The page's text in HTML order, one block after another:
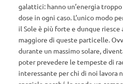
galattici: hanno un’energia
dose in ogni caso. L’unico modo
il Sole è più forte e dunque riesce
maggiore di queste particelle.
durante un massimo solare,
poter prevedere le tempeste di
interessante per chi di noi lavora